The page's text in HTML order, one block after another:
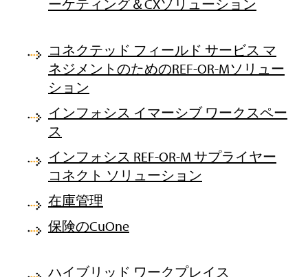
ーケティング＆CXソリューション
コネクテッド フィールド サービス マ
ネジメントのためのREF-OR-Mソリュー
ション
インフォシス イマーシブ ワークスペー
ス
インフォシス REF-OR-M サプライヤー
コネクト ソリューション
在庫管理
保険のCuOne
ハイブリッド ワークプレイス